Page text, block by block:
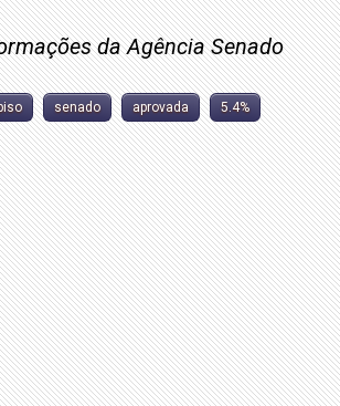
da Agência Senado
senado aprovada 5.4%